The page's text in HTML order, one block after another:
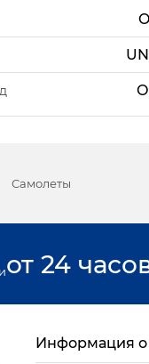
Самолеты
от 24
Информация о